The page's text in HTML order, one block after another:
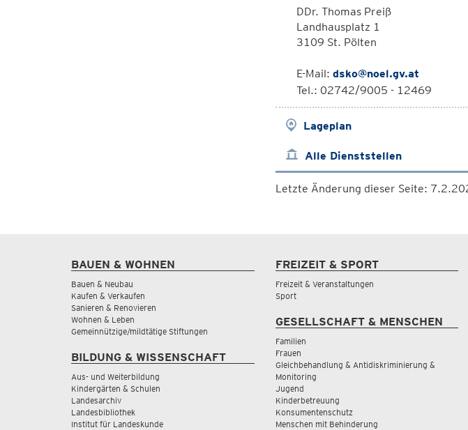
DDr. Thomas Preiß
Landhausplatz 1
3109 St. Pölten
E-Mail: dsko@noel.gv.at
Tel.: 02742/9005 - 12469
Lageplan
Alle Dienststellen
Letzte Änderung dieser Seite:
BAUEN & WOHNEN
Bauen & Neubau
Kaufen & Verkaufen
Sanieren & Renovieren
Wohnen & Leben
Gemeinnützige/mildtätige Stiftungen
BILDUNG & WISSENSCHAFT
Aus- und Weiterbildung
Kindergärten & Schulen
Landesarchiv
Landesbibliothek
Institut für Landeskunde
FREIZEIT & SPORT
Freizeit & Veranstaltungen
Sport
GESELLSCHAFT & MENSCHEN
Familien
Frauen
Gleichbehandlung & Antidiskriminierung &
Monitoring
Jugend
Kinderbetreuung
Konsumentenschutz
Menschen mit Behinderung